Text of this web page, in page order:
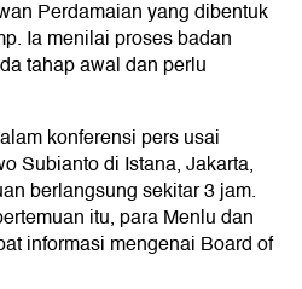
Perdamaian yang dibentuk
Ia menilai proses badan
tahap awal dan perlu
konferensi pers usai
Subianto di Istana, Jakarta,
berlangsung sekitar 3 jam.
itu, para Menlu dan
informasi mengenai Board of